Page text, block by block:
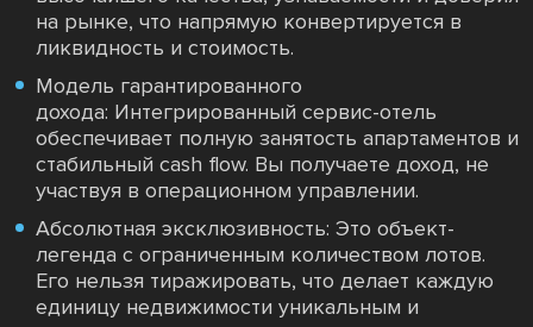
на рынке, что напрямую конвертируется в
ликвидность и стоимость.
Модель гарантированного
дохода: Интегрированный сервис-отель
обеспечивает полную занятость апартаментов и
стабильный cash flow. Вы получаете доход, не
участвуя в операционном управлении.
Абсолютная эксклюзивность: Это объект-
легенда с ограниченным количеством лотов.
Его нельзя тиражировать, что делает каждую
единицу недвижимости уникальным и